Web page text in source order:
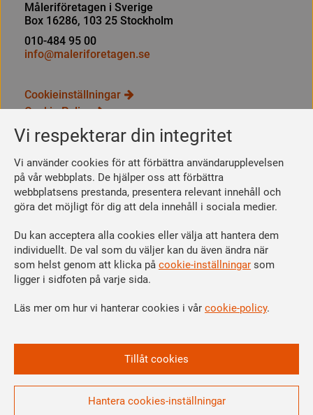
Vi respekterar din integritet
Vi använder cookies för att förbättra användarupplevelsen
på vår webbplats. De hjälper oss att förbättra
webbplatsens prestanda, presentera relevant innehåll och
göra det möjligt för dig att dela innehåll i sociala medier.
Du kan acceptera alla cookies eller välja att hantera dem
individuellt. De val som du väljer kan du även ändra när
som helst genom att klicka på cookie-inställningar som
ligger i sidfoten på varje sida.
Läs mer om hur vi hanterar cookies i vår cookie-policy.
Tillåt cookies
Hantera cookies-inställningar
Måleriföretagen i Sverige
Box 16286, 103 25 Stockholm
010-484 95 00
info@maleriforetagen.se
Cookieinställningar
Cookie Policy
Integritetspolicy
Bli medlem
Så här blir du medlem
Se dina förmåner
Räkna ut din medlemsavgift
Följ oss
Facebook
Linkedin
Youtube